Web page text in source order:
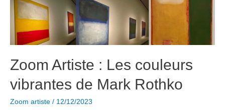
points
Zoom Artiste : Les couleurs
vibrantes de Mark Rothko
Zoom artiste / 12/12/2023